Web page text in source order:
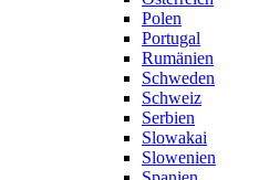
Polen
Portugal
Rumänien
Schweden
Schweiz
Serbien
Slowakai
Slowenien